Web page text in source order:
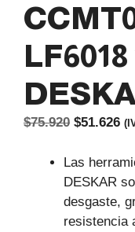
LF6018
$75.920 El
original
era:
$75.920.
$51.626El
Las
DESKAR
desgaste,
resistencia